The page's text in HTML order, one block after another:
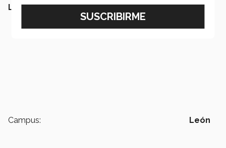
LEER MÁS:
Campus: León